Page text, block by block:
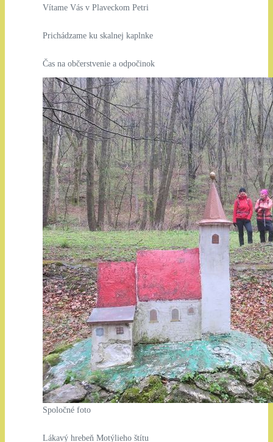
Vítame Vás v Plaveckom Petri
Prichádzame ku skalnej kaplnke
Čas na občerstvenie a odpočinok
Spoločné foto
Lákavý hrebeň Motýlieho štítu